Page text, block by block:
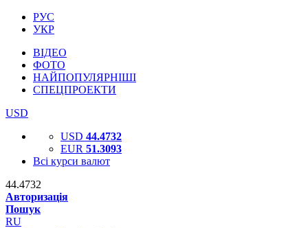
РУС
УКР
ВІДЕО
ФОТО
НАЙПОПУЛЯРНІШІ
СПЕЦПРОЕКТИ
USD
USD 44.4732
EUR 51.3093
Всі курси валют
44.4732
Авторизація
Пошук
RU